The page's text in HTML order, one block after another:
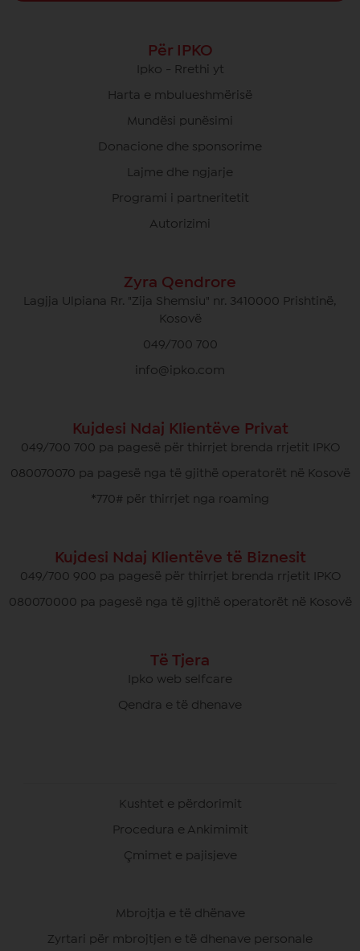
Për IPKO
Ipko - Rrethi yt
Harta e mbulueshmërisë
Mundësi punësimi
Donacione dhe sponsorime
Lajme dhe ngjarje
Programi i partneritetit
Autorizimi
Zyra Qendrore
Lagjja Ulpiana Rr. "Zija Shemsiu" nr. 3410000 Prishtinë,
Kosovë
049/700 700
info@ipko.com
Kujdesi Ndaj Klientëve Privat
049/700 700 pa pagesë për thirrjet brenda rrjetit IPKO
080070070 pa pagesë nga të gjithë operatorët në Kosovë
*770# për thirrjet nga roaming
Kujdesi Ndaj Klientëve të Biznesit
049/700 900 pa pagesë për thirrjet brenda rrjetit IPKO
080070000 pa pagesë nga të gjithë operatorët në Kosovë
Të Tjera
Ipko web selfcare
Qendra e të dhenave
Kushtet e përdorimit
Procedura e Ankimimit
Çmimet e pajisjeve
Mbrojtja e të dhënave
Zyrtari për mbrojtjen e të dhenave personale